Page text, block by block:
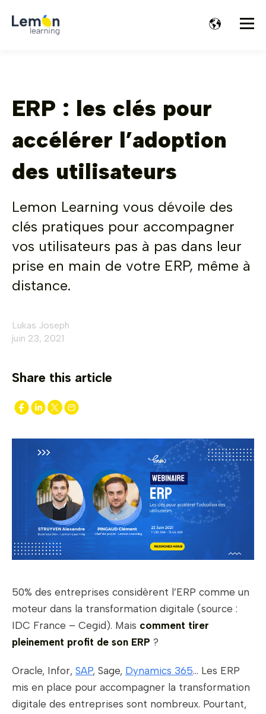
ERP : les clés pour
accélérer l’adoption
des utilisateurs
Lemon Learning vous dévoile des
clés pratiques pour accompagner
vos utilisateurs pas à pas dans leur
prise en main de votre ERP, même à
distance.
Lukas Joseph
juin 23, 2021
Share this article
50% des entreprises considèrent l’ERP comme un
moteur dans la transformation digitale (source :
IDC France – Cegid). Mais comment tirer
pleinement profit de son ERP ?
Oracle, Infor, SAP, Sage, Dynamics 365… Les ERP
mis en place pour accompagner la transformation
digitale des entreprises sont nombreux. Pourtant,